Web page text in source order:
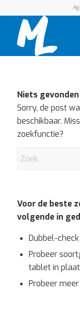
Niets gevonden
Sorry, de post
beschikbaar.
zoekfunctie?
Voor de beste
volgende in
Dubbel-
Probeer
tablet in
Probeer